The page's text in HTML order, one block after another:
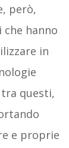
però,
che hanno
in
questi,
e proprie